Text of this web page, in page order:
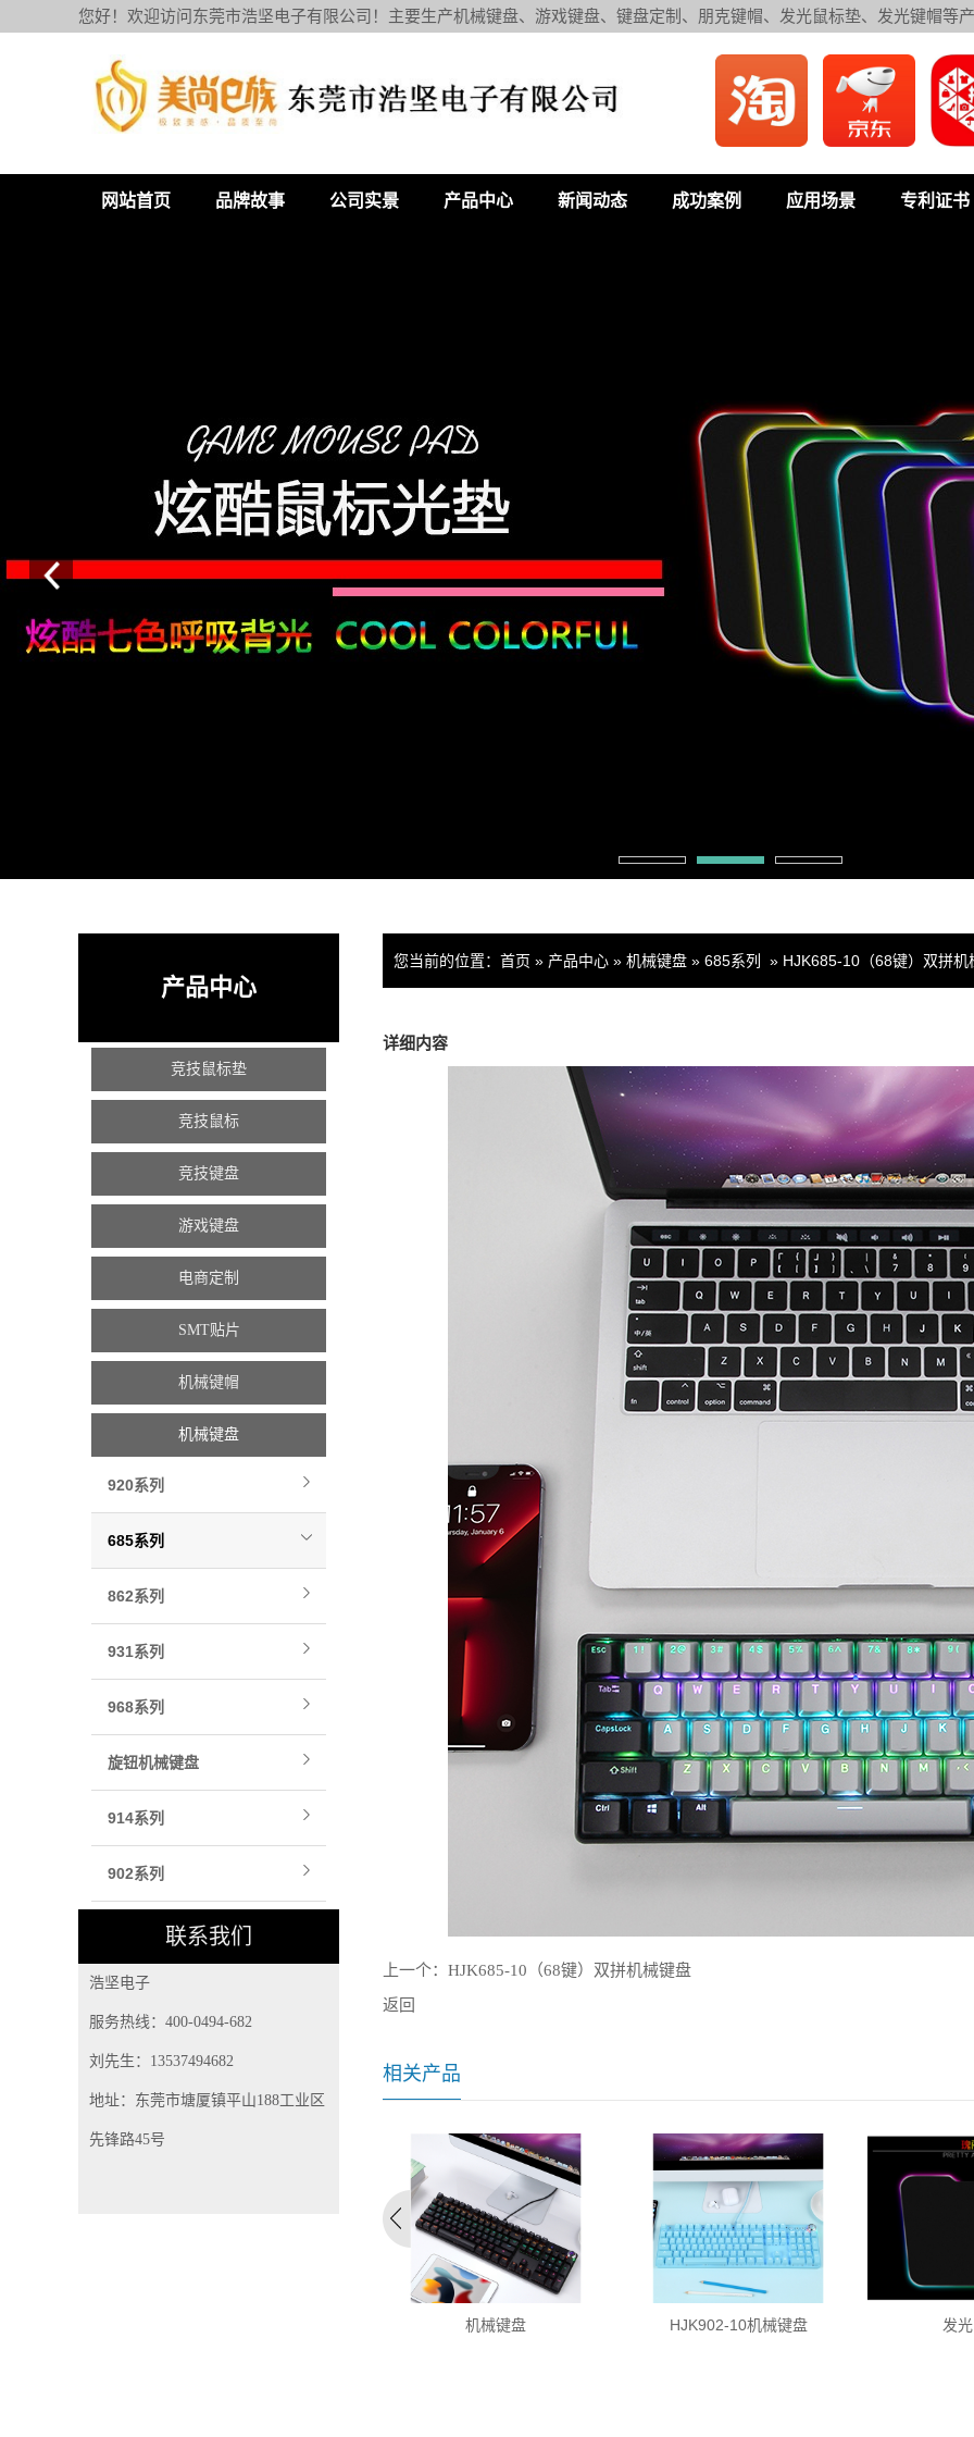
您好！欢迎访问东莞市浩坚电子有限公司！主要生产机械键盘、游戏键盘、键盘定制、朋克键帽、发光鼠标垫、发光键帽等
网站首页 品牌故事 公司实景 产品中心 新闻动态 成功案例 应用场景 专利证书
产品中心
竞技鼠标垫
竞技鼠标
竞技键盘
游戏键盘
电商定制
SMT贴片
机械键帽
机械键盘
920系列
685系列
862系列
931系列
968系列
旋钮机械键盘
914系列
902系列
联系我们
浩坚电子
服务热线：400-0494-682
刘先生：13537494682
地址：东莞市塘厦镇平山188工业区
先锋路45号
您当前的位置： 首页 » 产品中心 » 机械键盘 » 685系列 » HJK685-10（68键）双拼机
详细内容
上一个： HJK685-10（68键）双拼机械键盘
返回
相关产品
机械键盘 HJK902-10机械键盘 发